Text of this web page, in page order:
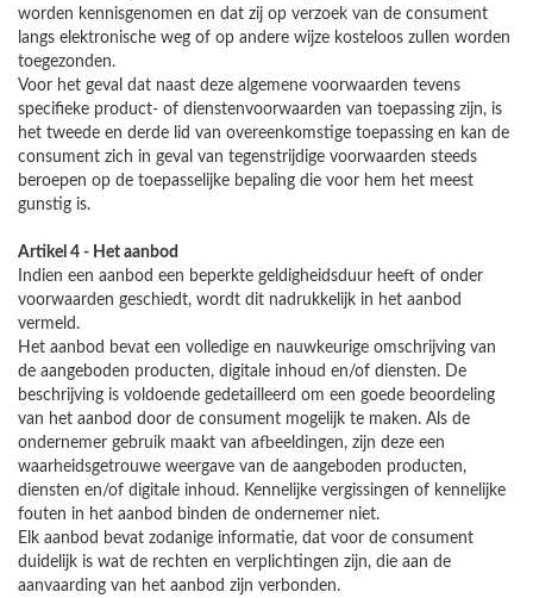
worden kennisgenomen en dat zij op verzoek van de consument
langs elektronische weg of op andere wijze kosteloos zullen worden
toegezonden.
Voor het geval dat naast deze algemene voorwaarden tevens
specifieke product- of dienstenvoorwaarden van toepassing zijn, is
het tweede en derde lid van overeenkomstige toepassing en kan de
consument zich in geval van tegenstrijdige voorwaarden steeds
beroepen op de toepasselijke bepaling die voor hem het meest
gunstig is.
Artikel 4 - Het aanbod
Indien een aanbod een beperkte geldigheidsduur heeft of onder
voorwaarden geschiedt, wordt dit nadrukkelijk in het aanbod
vermeld.
Het aanbod bevat een volledige en nauwkeurige omschrijving van
de aangeboden producten, digitale inhoud en/of diensten. De
beschrijving is voldoende gedetailleerd om een goede beoordeling
van het aanbod door de consument mogelijk te maken. Als de
ondernemer gebruik maakt van afbeeldingen, zijn deze een
waarheidsgetrouwe weergave van de aangeboden producten,
diensten en/of digitale inhoud. Kennelijke vergissingen of kennelijke
fouten in het aanbod binden de ondernemer niet.
Elk aanbod bevat zodanige informatie, dat voor de consument
duidelijk is wat de rechten en verplichtingen zijn, die aan de
aanvaarding van het aanbod zijn verbonden.